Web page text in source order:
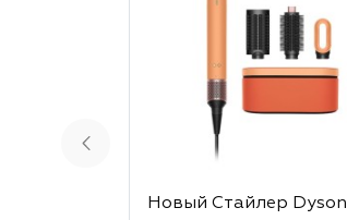
Новый Стайлер Dyson